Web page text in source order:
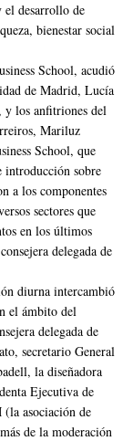
el desarrollo de
bienestar social
School, acudió
de Madrid, Lucía
y los anfitriones del
Mariluz
School, que
introducción sobre
a los componentes
sectores que
en los últimos
delegada de
diurna intercambió
el ámbito del
delegada de
secretario General
la diseñadora
Ejecutiva de
asociación de
de la moderación